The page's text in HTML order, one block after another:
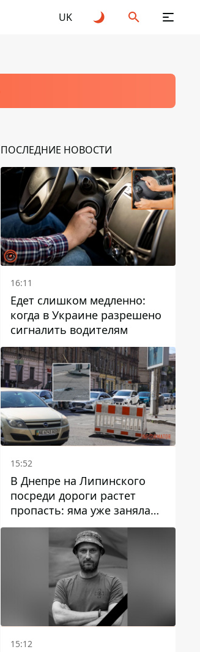
UK
ПОСЛЕДНИЕ НОВОСТИ
16:11
Едет слишком медленно:
когда в Украине разрешено
сигналить водителям
15:52
В Днепре на Липинского
посреди дороги растет
пропасть: яма уже заняла
полосу движения
15:12